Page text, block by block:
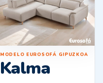
MODELO EUROSOFÁ GIPUZKOA
Kalma